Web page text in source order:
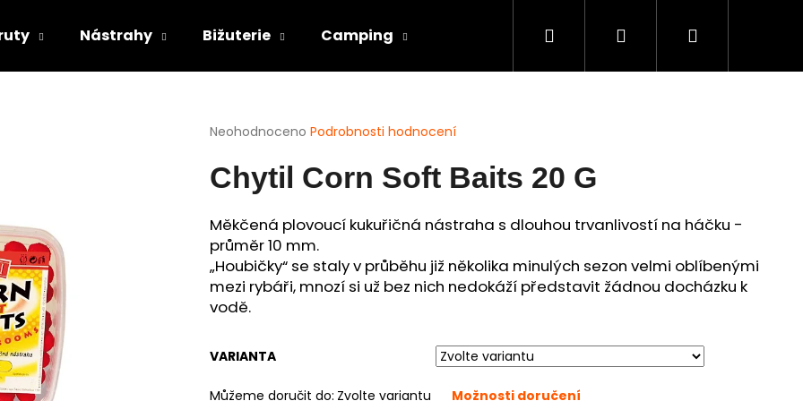
Nástrahy Bižuterie Camping Péče o úlovky BAZAR použité zboží
Hledat PřihlášeníNákupní
Průměrné
produktu
je
z
5
hvězdiček.
Neohodnoceno Podrobnosti hodnocení
Chytil Corn Soft Baits 20 G
Měkčená plovoucí kukuřičná nástraha s dlouhou trvanlivostí na háčku -
průměr 10 mm.
„Houbičky“ se staly v průběhu již několika minulých sezon velmi oblíbenými
mezi rybáři, mnozí si už bez nich nedokáží představit žádnou docházku k
vodě.
VARIANTA
Můžeme doručit do: Zvolte variantu Možnosti doručení
HLEDAT